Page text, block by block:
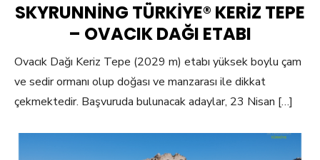
SKYRUNNING TÜRKIYE® KERIZ TEPE
– OVACIK DAĞI ETABI
Ovacık Dağı Keriz Tepe (2029 m) etabı yüksek boylu çam
ve sedir ormanı olup doğası ve manzarası ile dikkat
çekmektedir. Başvuruda bulunacak adaylar, 23 Nisan […]